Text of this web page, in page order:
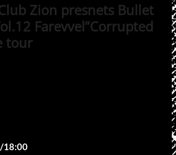
Club Zion presnets Bullet
Farevvel”Corrupted
tour
18:00